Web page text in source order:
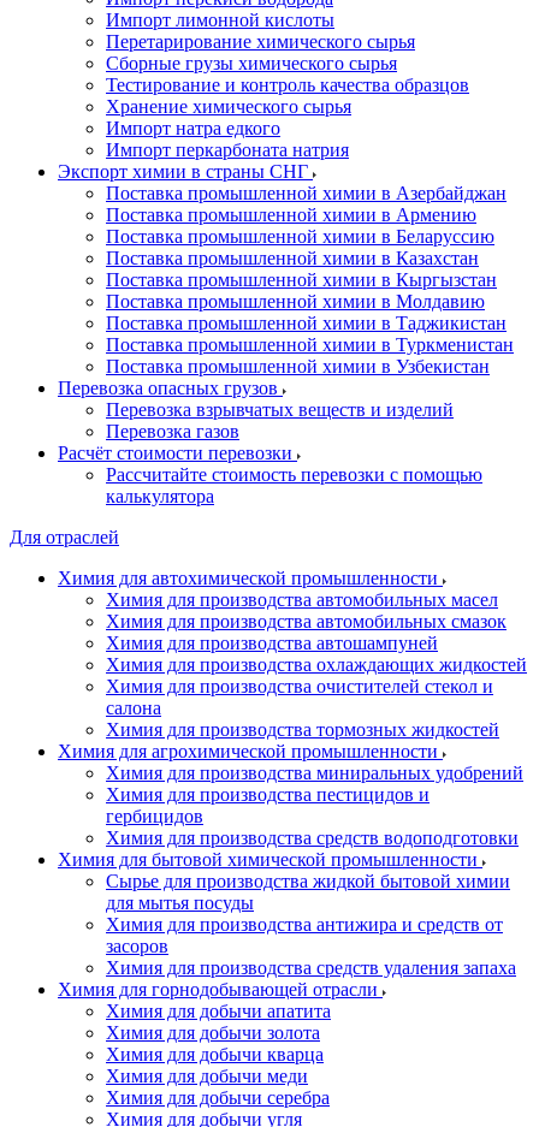
Импорт лимонной кислоты
Перетарирование химического сырья
Сборные грузы химического сырья
Тестирование и контроль качества образцов
Хранение химического сырья
Импорт натра едкого
Импорт перкарбоната натрия
Экспорт химии в страны СНГ
Поставка промышленной химии в Азербайджан
Поставка промышленной химии в Армению
Поставка промышленной химии в Беларуссию
Поставка промышленной химии в Казахстан
Поставка промышленной химии в Кыргызстан
Поставка промышленной химии в Молдавию
Поставка промышленной химии в Таджикистан
Поставка промышленной химии в Туркменистан
Поставка промышленной химии в Узбекистан
Перевозка опасных грузов
Перевозка взрывчатых веществ и изделий
Перевозка газов
Расчёт стоимости перевозки
Рассчитайте стоимость перевозки с помощью
калькулятора
Для отраслей
Химия для автохимической промышленности
Химия для производства автомобильных масел
Химия для производства автомобильных смазок
Химия для производства автошампуней
Химия для производства охлаждающих жидкостей
Химия для производства очистителей стекол и
салона
Химия для производства тормозных жидкостей
Химия для агрохимической промышленности
Химия для производства миниральных удобрений
Химия для производства пестицидов и
гербицидов
Химия для производства средств водоподготовки
Химия для бытовой химической промышленности
Сырье для производства жидкой бытовой химии
для мытья посуды
Химия для производства антижира и средств от
засоров
Химия для производства средств удаления запаха
Химия для горнодобывающей отрасли
Химия для добычи апатита
Химия для добычи золота
Химия для добычи кварца
Химия для добычи меди
Химия для добычи серебра
Химия для добычи угля